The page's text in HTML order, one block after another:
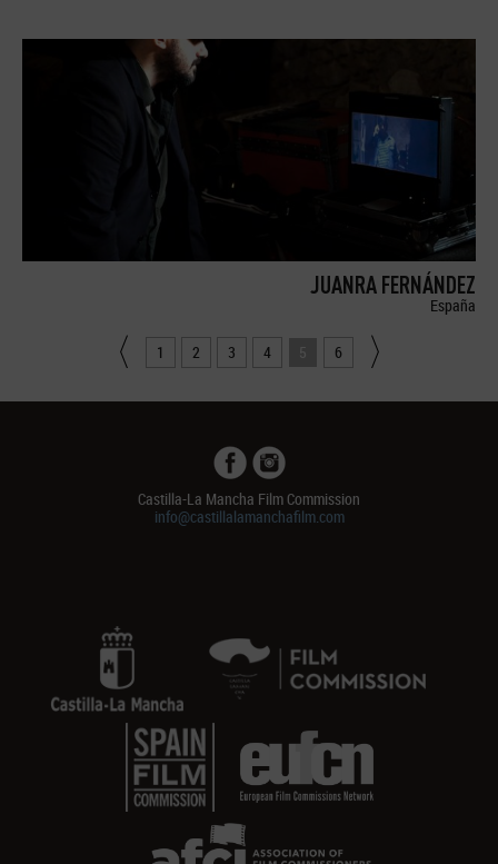
JUANRA FERNÁNDEZ
España
1 2 3 4 5 6
Castilla-La Mancha Film Commission
info@castillalamanchafilm.com